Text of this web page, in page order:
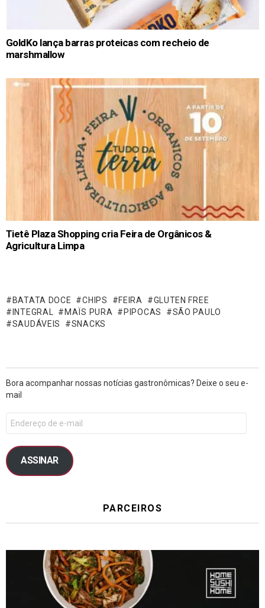
GoldKo lança barras proteicas com recheio de
marshmallow
Tietê Plaza Shopping cria Feira de Orgânicos &
Agricultura Limpa
BATATA DOCE CHIPS FEIRA
GLUTEN FREE
INTEGRAL
MAÏS PURA PIPOCAS
SÃO PAULO
SAUDÁVEIS
SNACKS
Bora acompanhar nossas notícias gastronômicas? Deixe o seu e-
mail
ASSINAR
PARCEIROS